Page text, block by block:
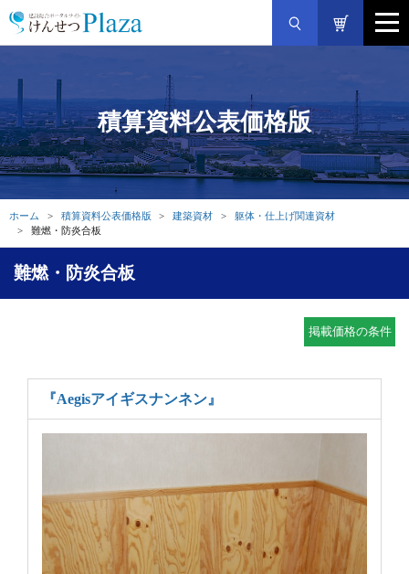
積算資料公表価格版
ホーム 積算資料公表価格版 建築資材
躯体・仕上げ関連資材
難燃・防炎合板
難燃・防炎合板
掲載価格の条件
『Aegisアイギスナンネン』